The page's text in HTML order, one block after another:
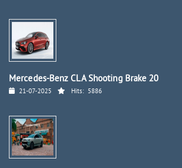
Mercedes-Benz CLA Shooting Brake 20
21-07-2025 Hits: 5886